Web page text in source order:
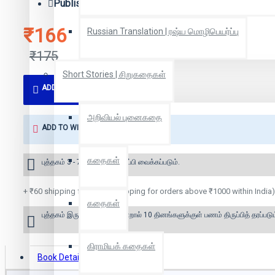
Russian Translation | ரஷ்ய மொழிபெயர்ப்பு
Short Stories | சிறுகதைகள்
அறிவியல் புனைகதை
கதைகள்
கதைகள்
கிராமியக் கதைகள்
₹166
₹175
Publisher:
ADD TO CART
ADD TO WISH LIST
புத்தகம் 3 - 7 நாட்களில் அனுப்பி வைக்கப்படும்.
+ ₹60 shipping fee* (Free shipping for orders above ₹1000 within India)
புத்தகம் இருப்பில் இல்லை என்றால் 10 தினங்களுக்குள் பணம் திருப்பித்
Book Details